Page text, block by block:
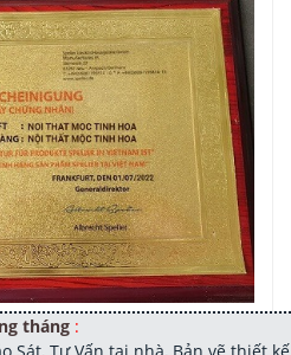
tháng :